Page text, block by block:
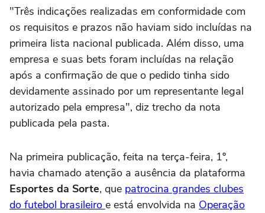
"Três indicações realizadas em conformidade com
os requisitos e prazos não haviam sido incluídas na
primeira lista nacional publicada. Além disso, uma
empresa e suas bets foram incluídas na relação
após a confirmação de que o pedido tinha sido
devidamente assinado por um representante legal
autorizado pela empresa", diz trecho da nota
publicada pela pasta.
Na primeira publicação, feita na terça-feira, 1º,
havia chamado atenção a ausência da plataforma
Esportes da Sorte, que patrocina grandes clubes
do futebol brasileiro e está envolvida na Operação